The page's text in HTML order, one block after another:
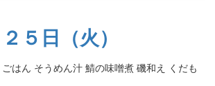
５日（火）
そうめん汁 鯖の味噌煮 磯和え くだも